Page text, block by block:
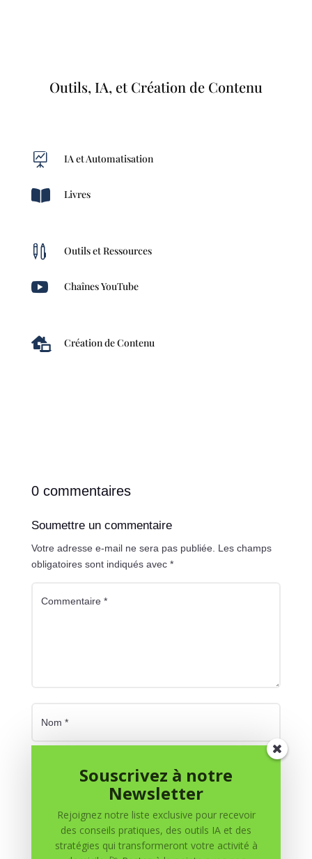
Outils, IA, et Création de Contenu
 IA et Automatisation
 Livres
 Outils et Ressources
 Chaînes YouTube
 Création de Contenu
0 commentaires
Soumettre un commentaire
Votre adresse e-mail ne sera pas publiée. Les champs
obligatoires sont indiqués avec *
Souscrivez à notre
Newsletter
Rejoignez notre liste exclusive pour recevoir
des conseils pratiques, des outils IA et des
stratégies qui transformeront votre activité à